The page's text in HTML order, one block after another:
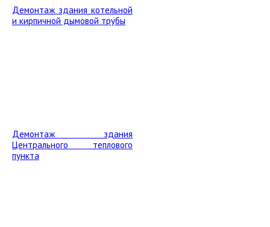
Демонтаж здания котельной
и кирпичной дымовой трубы
Демонтаж здания
Центрального теплового
пункта